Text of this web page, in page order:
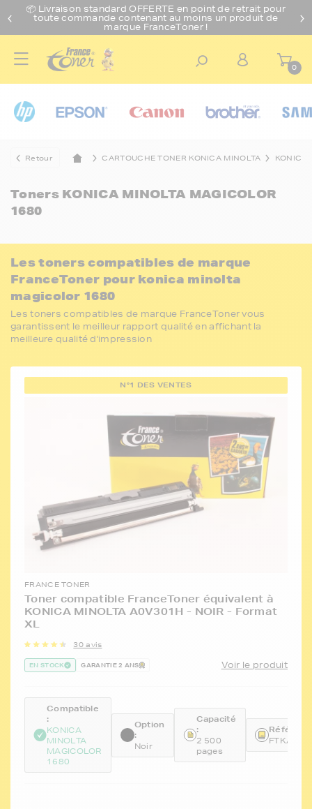
📦 Livraison standard OFFERTE en point de retrait pour
toute commande contenant au moins un produit de
marque FranceToner !
0
Retour CARTOUCHE TONER KONICA MINOLTA KONICA
Toners KONICA MINOLTA MAGICOLOR
1680
Les toners compatibles de marque
FranceToner pour konica minolta
magicolor 1680
Les toners compatibles de marque FranceToner vous
garantissent le meilleur rapport qualité en affichant la
meilleure qualité d'impression
N°1 DES VENTES
FRANCE TONER
Toner compatible FranceToner équivalent à
KONICA MINOLTA A0V301H - NOIR - Format
XL
30 avis
EN STOCK GARANTIE 2 ANS Voir le produit
Compatible
:
KONICA
MINOLTA
MAGICOLOR
1680
Option
:
Noir
Capacité
:
2 500
pages